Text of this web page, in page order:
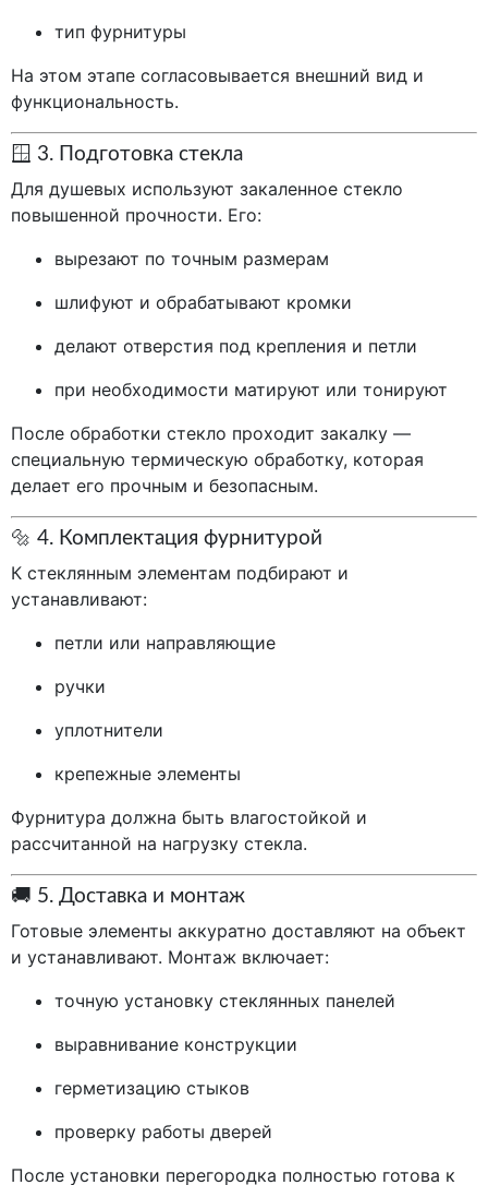
тип фурнитуры
На этом этапе согласовывается внешний вид и
функциональность.
🪟 3. Подготовка стекла
Для душевых используют закаленное стекло
повышенной прочности. Его:
вырезают по точным размерам
шлифуют и обрабатывают кромки
делают отверстия под крепления и петли
при необходимости матируют или тонируют
После обработки стекло проходит закалку —
специальную термическую обработку, которая
делает его прочным и безопасным.
🔩 4. Комплектация фурнитурой
К стеклянным элементам подбирают и
устанавливают:
петли или направляющие
ручки
уплотнители
крепежные элементы
Фурнитура должна быть влагостойкой и
рассчитанной на нагрузку стекла.
🚚 5. Доставка и монтаж
Готовые элементы аккуратно доставляют на объект
и устанавливают. Монтаж включает:
точную установку стеклянных панелей
выравнивание конструкции
герметизацию стыков
проверку работы дверей
После установки перегородка полностью готова к